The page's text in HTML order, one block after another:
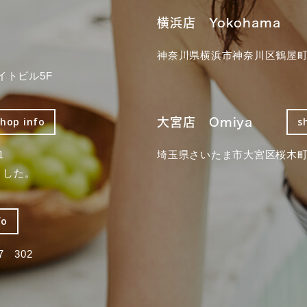
トビル5F
横浜店 Yokohama
神奈川県横浜市神奈川区鶴屋
info
た。
大宮店 Omiya
埼玉県さいたま市大宮区桜木
302